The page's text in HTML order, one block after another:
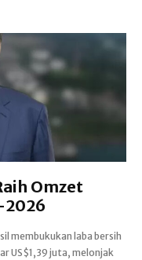
Omzet
2026